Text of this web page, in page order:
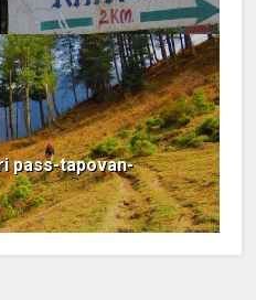
pass-tapovan-